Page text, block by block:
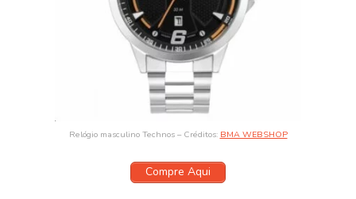
Relógio masculino Technos – Créditos: BMA WEBSHOP
Compre Aqui